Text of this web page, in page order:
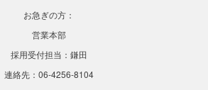
お急ぎの方：
営業本部
採用受付担当：鎌田
連絡先：06-4256-8104